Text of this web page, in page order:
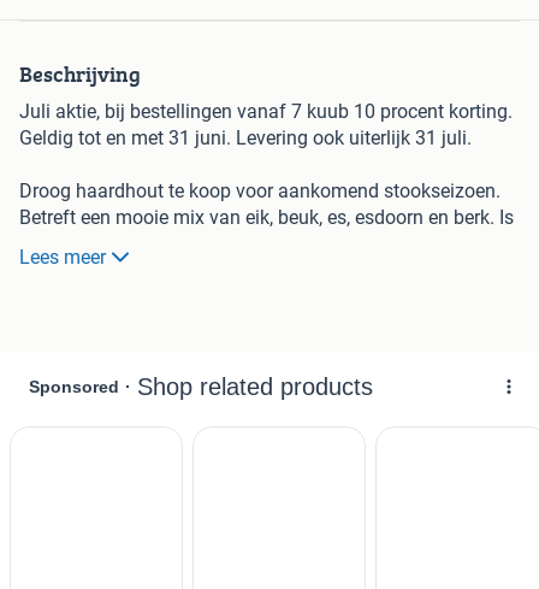
Beschrijving
Juli aktie, bij bestellingen vanaf 7 kuub 10 procent korting.
Geldig tot en met 31 juni. Levering ook uiterlijk 31 juli.
Droog haardhout te koop voor aankomend stookseizoen.
Betreft een mooie mix van eik, beuk, es, esdoorn en berk. Is
gezaagd op 25 cm lengte, past dus in iedere kachel. Prijs is
130 euro per kuub.
Eik 135 euro per kuub
Beuk 135 euro per kuub
Naaldhout 100 euro per kuub
Lees meer